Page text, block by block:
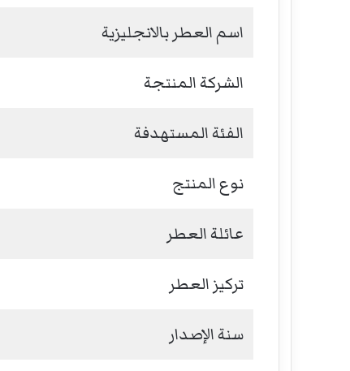
اسم العطر بالانجليزية
الشركة المنتجة
الفئة المستهدفة
نوع المنتج
عائلة العطر
تركيز العطر
سنة الإصدار